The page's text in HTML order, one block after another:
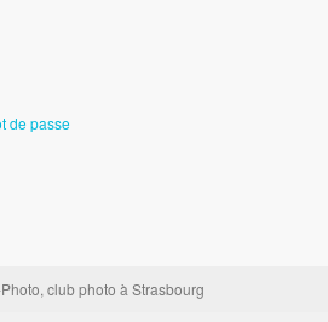
de passe
club photo à Strasbourg